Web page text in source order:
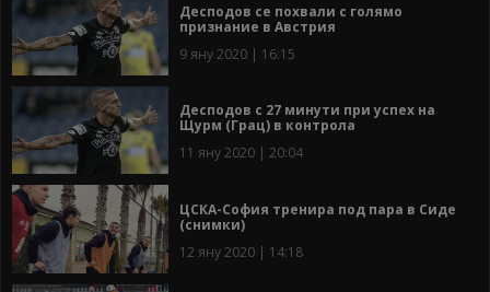
Десподов се похвали с голямо
признание в Австрия
9 яну 2020 | 16:15
Десподов с 27 минути при успех на
Щурм (Грац) в контрола
11 яну 2020 | 20:04
ЦСКА-София тренира под пара в Сиде
(снимки)
12 яну 2020 | 14:18